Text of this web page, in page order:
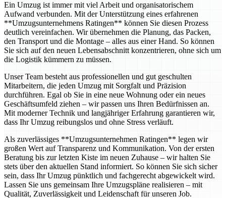
Ein Umzug ist immer mit viel Arbeit und organisatorischem
Aufwand verbunden. Mit der Unterstützung eines erfahrenen
**Umzugsunternehmens Ratingen** können Sie diesen Prozess
deutlich vereinfachen. Wir übernehmen die Planung, das Packen,
den Transport und die Montage – alles aus einer Hand. So können
Sie sich auf den neuen Lebensabschnitt konzentrieren, ohne sich um
die Logistik kümmern zu müssen.
Unser Team besteht aus professionellen und gut geschulten
Mitarbeitern, die jeden Umzug mit Sorgfalt und Präzision
durchführen. Egal ob Sie in eine neue Wohnung oder ein neues
Geschäftsumfeld ziehen – wir passen uns Ihren Bedürfnissen an.
Mit moderner Technik und langjähriger Erfahrung garantieren wir,
dass Ihr Umzug reibungslos und ohne Stress verläuft.
Als zuverlässiges **Umzugsunternehmen Ratingen** legen wir
großen Wert auf Transparenz und Kommunikation. Von der ersten
Beratung bis zur letzten Kiste im neuen Zuhause – wir halten Sie
stets über den aktuellen Stand informiert. So können Sie sich sicher
sein, dass Ihr Umzug pünktlich und fachgerecht abgewickelt wird.
Lassen Sie uns gemeinsam Ihre Umzugspläne realisieren – mit
Qualität, Zuverlässigkeit und Leidenschaft für unseren Job.